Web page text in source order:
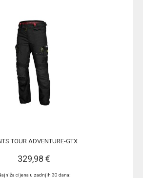
TOUR ADVENTURE-GTX
329,98 €
cijena u zadnjih 30 dana: